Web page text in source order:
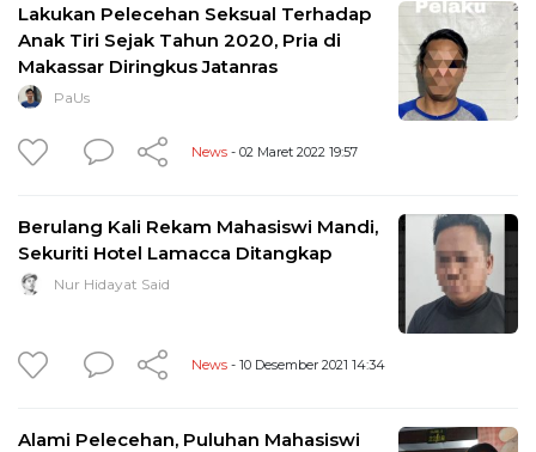
Lakukan Pelecehan Seksual Terhadap
Anak Tiri Sejak Tahun 2020, Pria di
Makassar Diringkus Jatanras
PaUs
News - 02 Maret 2022 19:57
Berulang Kali Rekam Mahasiswi Mandi,
Sekuriti Hotel Lamacca Ditangkap
Nur Hidayat Said
News - 10 Desember 2021 14:34
Alami Pelecehan, Puluhan Mahasiswi